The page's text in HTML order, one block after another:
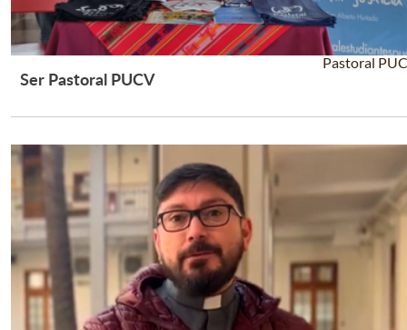
Ser Pastoral PUCV
Pastoral